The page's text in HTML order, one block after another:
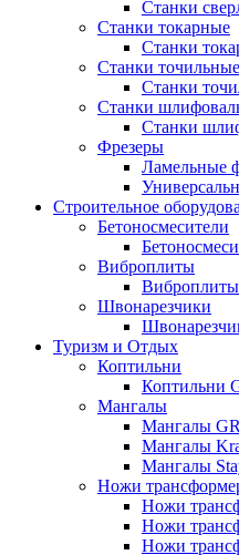
Станки
Станки токарные
Станки
Станки точильные
Станки
Станки
Станки
Фрезеры
Ламельные
Строительное
Бетоносмесители
Виброплиты
Швонарезчики
Туризм и Отдых
Коптильни
Коптильни
Мангалы
Мангалы
Мангалы
Мангалы
Ножи
Ножи
Ножи
Ножи